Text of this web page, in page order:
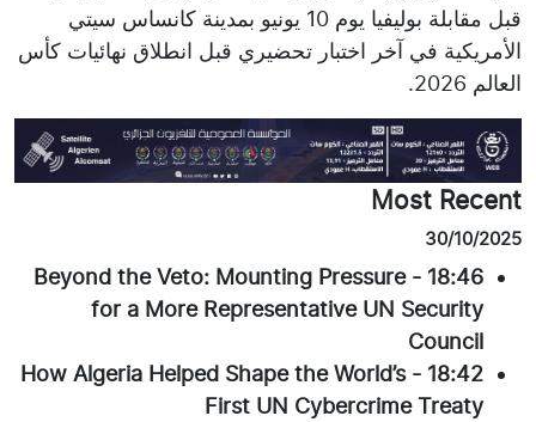
قبل مقابلة بوليفيا يوم 10 يونيو بمدينة كانساس سيتي
الأمريكية في آخر اختبار تحضيري قبل انطلاق نهائيات كأس
العالم 2026.
Most Recent
30/10/2025
18:46
-
Beyond the Veto: Mounting Pressure
for a More Representative UN Security
Council
18:42
-
How Algeria Helped Shape the World’s
First UN Cybercrime Treaty